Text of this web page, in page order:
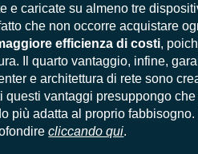
caricate su almeno tre
che non occorre acquistare
efficienza di costi,
Il quarto vantaggio, infine,
e architettura di rete sono
vantaggi presuppongo
più adatta al proprio
cliccando qui.